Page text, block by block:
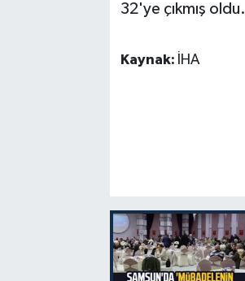
32'ye çıkmış oldu.
Kaynak: İHA